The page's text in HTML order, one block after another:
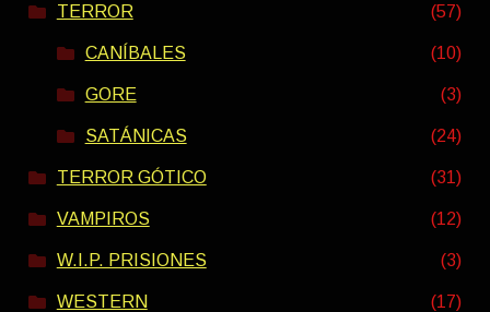
TERROR (57)
CANÍBALES (10)
GORE (3)
SATÁNICAS (24)
TERROR GÓTICO (31)
VAMPIROS (12)
W.I.P. PRISIONES (3)
WESTERN (17)